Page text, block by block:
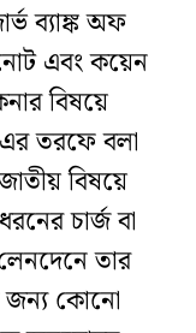
ব্যাঙ্ক অফ
এবং কয়েন
বিষয়ে
এর তরফে বলা
বিষয়ে
চার্জ বা
তার
জন্য কোনো